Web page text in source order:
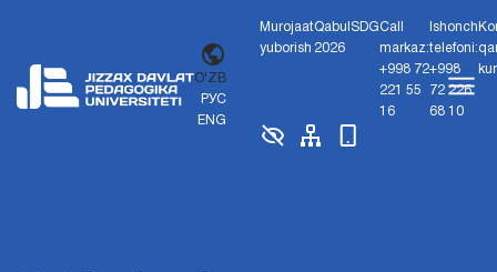
O'ZB
РУС
ENG
Murojaat
yuborish
Qabul
2026
SDGCall
markaz:
+998 72
221 55
16
Ishonch
telefoni:
+998
72 226
68 10